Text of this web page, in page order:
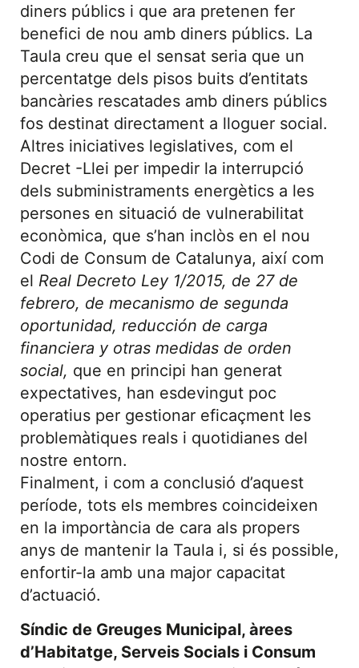
diners públics i que ara pretenen fer
benefici de nou amb diners públics. La
Taula creu que el sensat seria que un
percentatge dels pisos buits d’entitats
bancàries rescatades amb diners públics
fos destinat directament a lloguer social.
Altres iniciatives legislatives, com el
Decret -Llei per impedir la interrupció
dels subministraments energètics a les
persones en situació de vulnerabilitat
econòmica, que s’han inclòs en el nou
Codi de Consum de Catalunya, així com
el Real Decreto Ley 1/2015, de 27 de
febrero, de mecanismo de segunda
oportunidad, reducción de carga
financiera y otras medidas de orden
social, que en principi han generat
expectatives, han esdevingut poc
operatius per gestionar eficaçment les
problemàtiques reals i quotidianes del
nostre entorn.
Finalment, i com a conclusió d’aquest
període, tots els membres coincideixen
en la importància de cara als propers
anys de mantenir la Taula i, si és possible,
enfortir-la amb una major capacitat
d’actuació.
Síndic de Greuges Municipal, àrees
d’Habitatge, Serveis Socials i Consum